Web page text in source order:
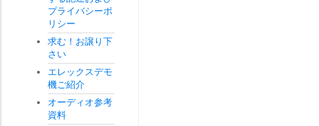
プライバシーポ
リシー
求む！お譲り下
さい
エレックスデモ
機ご紹介
オーディオ参考
資料